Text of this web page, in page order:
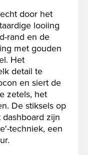
door het
looiing
rand en de
met gouden
Het
detail te
en siert de
zetels, het
De stiksels op
zijn
techniek, een